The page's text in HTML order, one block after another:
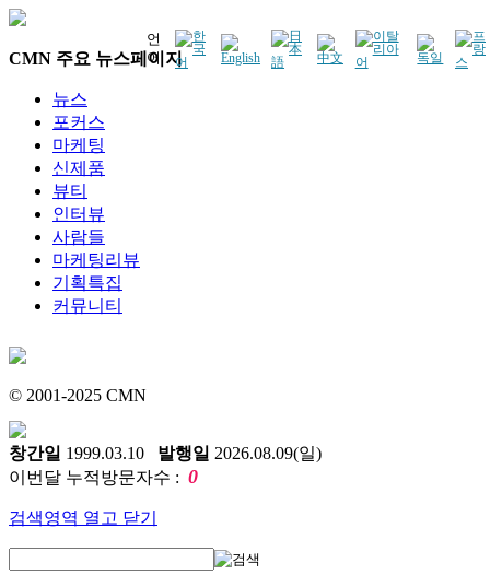
언
어
CMN 주요 뉴스페이지
뉴스
포커스
마케팅
신제품
뷰티
인터뷰
사람들
마케팅리뷰
기획특집
커뮤니티
© 2001-2025 CMN
창간일 1999.03.10 발행일 2026.08.09(일)
이번달 누적방문자수 : 0
검색영역 열고 닫기